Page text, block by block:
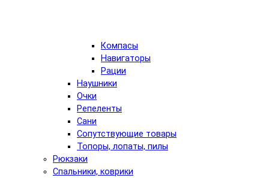
Компасы
Навигаторы
Рации
Наушники
Очки
Репеленты
Сани
Сопутствующие товары
Топоры, лопаты, пилы
Рюкзаки
Спальники, коврики